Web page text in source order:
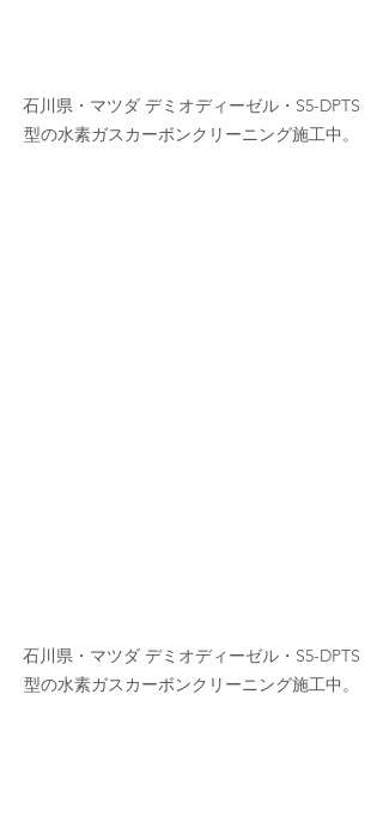
石川県・マツダ デミオディーゼル・S5-DPTS
型の水素ガスカーボンクリーニング施工中。
石川県・マツダ デミオディーゼル・S5-DPTS
型の水素ガスカーボンクリーニング施工中。